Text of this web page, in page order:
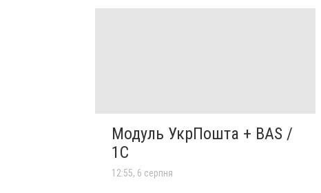
Модуль УкрПошта + BAS /
1C
12:55, 6 серпня